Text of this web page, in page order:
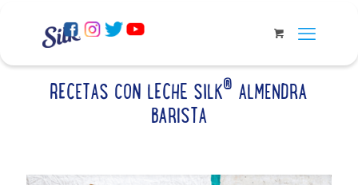
RECETAS CON LECHE SILK® ALMENDRA
BARISTA